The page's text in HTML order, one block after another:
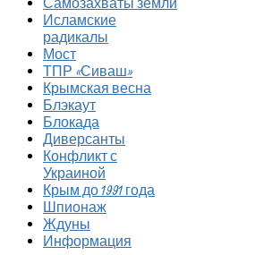
Исламские
радикалы
Мост
ТПР «Сиваш»
Крымская весна
Блэкаут
Блокада
Диверсанты
Конфликт с
Украиной
Крым до 1991 года
Шпионаж
Ждуны
Информация